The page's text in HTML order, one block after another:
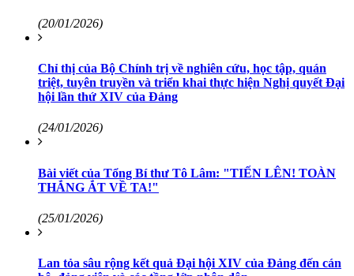
(20/01/2026)
Chỉ thị của Bộ Chính trị về nghiên cứu, học tập, quán
triệt, tuyên truyền và triển khai thực hiện Nghị quyết Đại
hội lần thứ XIV của Đảng
(24/01/2026)
Bài viết của Tổng Bí thư Tô Lâm: "TIẾN LÊN! TOÀN
THẮNG ẮT VỀ TA!"
(25/01/2026)
Lan tỏa sâu rộng kết quả Đại hội XIV của Đảng đến cán